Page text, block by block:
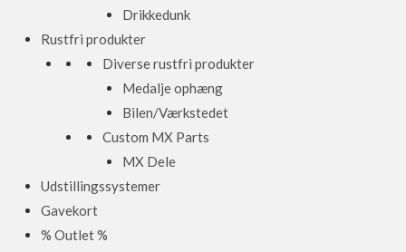
Drikkedunk
Rustfri produkter
Diverse rustfri produkter
Medalje ophæng
Bilen/Værkstedet
Custom MX Parts
MX Dele
Udstillingssystemer
Gavekort
% Outlet %